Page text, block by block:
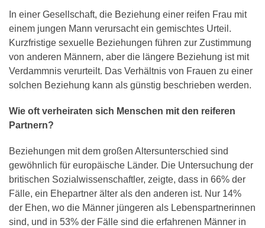
In einer Gesellschaft, die Beziehung einer reifen Frau mit
einem jungen Mann verursacht ein gemischtes Urteil.
Kurzfristige sexuelle Beziehungen führen zur Zustimmung
von anderen Männern, aber die längere Beziehung ist mit
Verdammnis verurteilt. Das Verhältnis von Frauen zu einer
solchen Beziehung kann als günstig beschrieben werden.
Wie oft verheiraten sich Menschen mit den reiferen
Partnern?
Beziehungen mit dem großen Altersunterschied sind
gewöhnlich für europäische Länder. Die Untersuchung der
britischen Sozialwissenschaftler, zeigte, dass in 66% der
Fälle, ein Ehepartner älter als den anderen ist. Nur 14%
der Ehen, wo die Männer jüngeren als Lebenspartnerinnen
sind, und in 53% der Fälle sind die erfahrenen Männer in